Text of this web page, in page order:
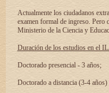
Actualmente los ciudadanos
examen formal de ingreso. Pero
Ministerio de la Ciencia y
Duración de los estudios en el
Doctorado presencial - 3 años;
Doctorado a distancia (3-4